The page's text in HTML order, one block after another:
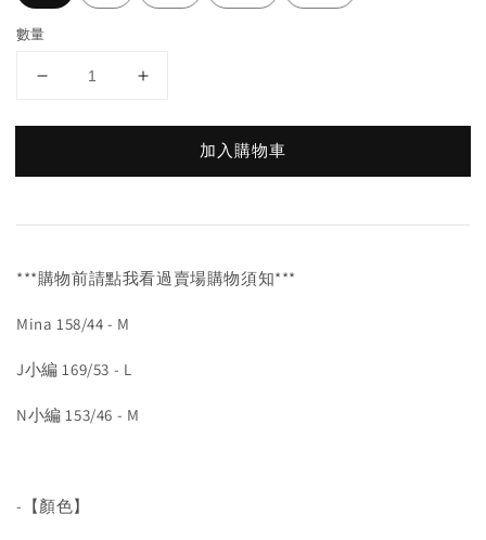
數量
加入購物車
***購物前請點我看過賣場購物須知***
Mina 158/44 - M
J小編 169/53 - L
N小編 153/46 - M
-【顏色】